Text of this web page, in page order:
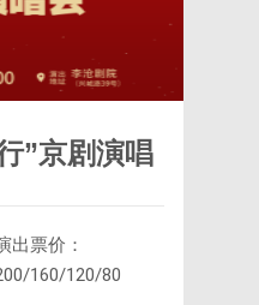
”京剧演唱
出票价：
160/120/80